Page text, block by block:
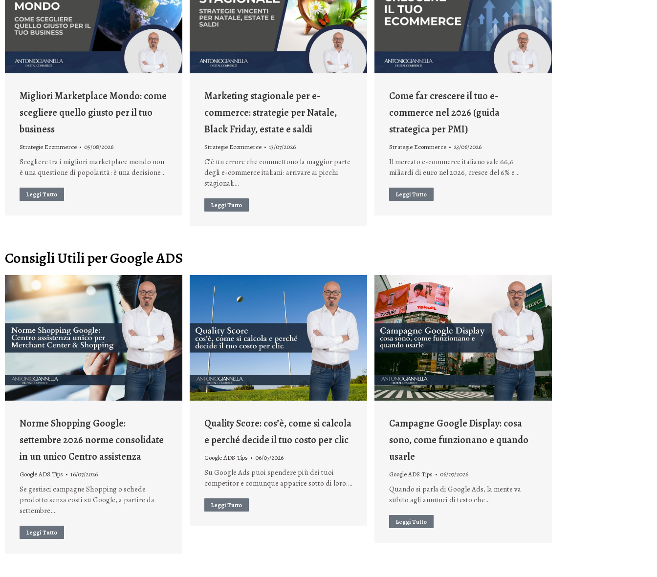
Migliori Marketplace Mondo: come
scegliere quello giusto per il tuo
business
Strategie Ecommerce 05/08/2026
Scegliere tra i migliori marketplace mondo non
è una questione di popolarità: è una decisione…
Leggi Tutto
Marketing stagionale per e-
commerce: strategie per Natale,
Black Friday, estate e saldi
Strategie Ecommerce 13/07/2026
C’è un errore che commettono la maggior parte
degli e-commerce italiani: arrivare ai picchi
stagionali…
Leggi Tutto
Come far crescere il tuo e-
commerce nel 2026 (guida
strategica per PMI)
Strategie Ecommerce 23/06/2026
Il mercato e-commerce italiano vale 66,6
miliardi di euro nel 2026, cresce del 6% e…
Leggi Tutto
Consigli Utili per Google ADS
Norme Shopping Google:
settembre 2026 norme consolidate
in un unico Centro assistenza
Google ADS Tips 16/07/2026
Se gestisci campagne Shopping o schede
prodotto senza costi su Google, a partire da
settembre…
Leggi Tutto
Quality Score: cos’è, come si calcola
e perché decide il tuo costo per clic
Google ADS Tips 06/07/2026
Su Google Ads puoi spendere più dei tuoi
competitor e comunque apparire sotto di loro.…
Leggi Tutto
Campagne Google Display: cosa
sono, come funzionano e quando
usarle
Google ADS Tips 06/07/2026
Quando si parla di Google Ads, la mente va
subito agli annunci di testo che…
Leggi Tutto